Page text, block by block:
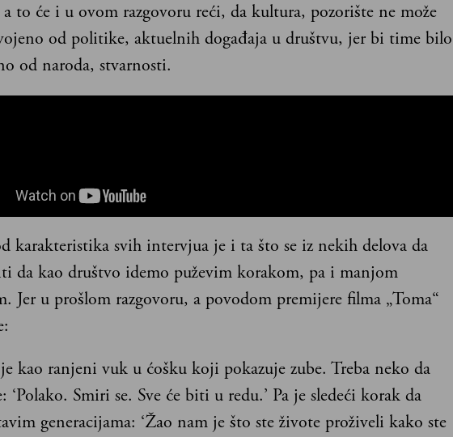
a to će i u ovom razgovoru reći, da kultura, pozorište ne može
od politike, aktuelnih događaja u društvu, jer bi time bilo
od naroda, stvarnosti.
karakteristika svih intervjua je i ta što se iz nekih delova da
da kao društvo idemo puževim korakom, pa i manjom
Jer u prošlom razgovoru, a povodom premijere filma „Toma“
kao ranjeni vuk u ćošku koji pokazuje zube. Treba neko da
‘Polako. Smiri se. Sve će biti u redu.’ Pa je sledeći korak da
generacijama: ‘Žao nam je što ste živote proživeli kako ste